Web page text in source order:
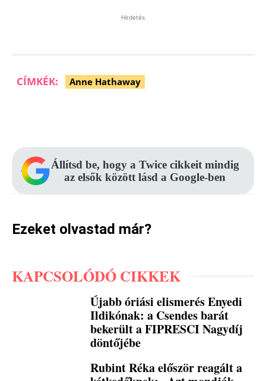
Hirdetés
CÍMKÉK: Anne Hathaway
Állítsd be, hogy a Twice cikkeit mindig
az elsők között lásd a Google-ben
Ezeket olvastad már?
KAPCSOLÓDÓ CIKKEK
Újabb óriási elismerés Enyedi
Ildikónak: a Csendes barát
bekerült a FIPRESCI Nagydíj
döntőjébe
Rubint Réka először reagált a